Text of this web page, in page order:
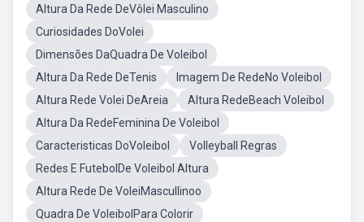
Altura Da Rede DeVôlei Masculino
Curiosidades DoVolei
Dimensões DaQuadra De Voleibol
Altura Da Rede DeTenis
Imagem De RedeNo Voleibol
Altura Rede Volei DeAreia
Altura RedeBeach Voleibol
Altura Da RedeFeminina De Voleibol
Caracteristicas DoVoleibol
Volleyball Regras
Redes E FutebolDe Voleibol Altura
Altura Rede De VoleiMascullinoo
Quadra De VoleibolPara Colorir